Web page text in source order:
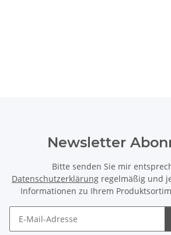
Newsletter
Bitte senden Sie mir
Datenschutzerklärung regelmäßig und
Informationen zu Ihrem